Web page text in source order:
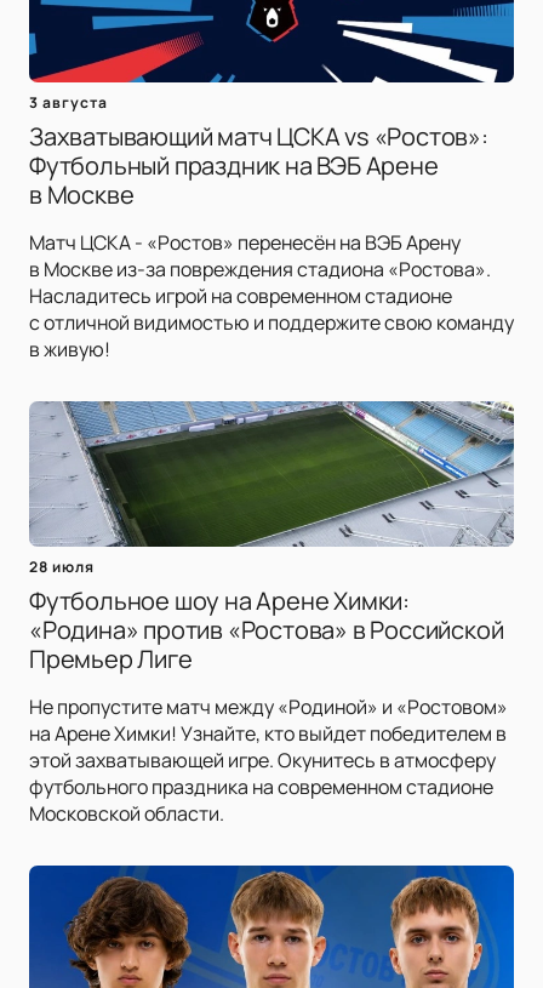
3 августа
Захватывающий матч ЦСКА vs «Ростов»:
Футбольный праздник на ВЭБ Арене
в Москве
Матч ЦСКА - «Ростов» перенесён на ВЭБ Арену
в Москве из-за повреждения стадиона «Ростова».
Насладитесь игрой на современном стадионе
с отличной видимостью и поддержите свою команду
в живую!
28 июля
Футбольное шоу на Арене Химки:
«Родина» против «Ростова» в Российской
Премьер Лиге
Не пропустите матч между «Родиной» и «Ростовом»
на Арене Химки! Узнайте, кто выйдет победителем в
этой захватывающей игре. Окунитесь в атмосферу
футбольного праздника на современном стадионе
Московской области.